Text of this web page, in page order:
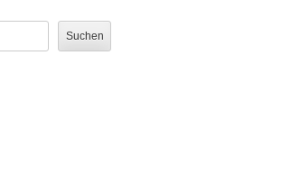
Suchen